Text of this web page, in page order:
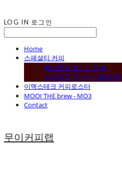
LOG IN 로그인
Home
스페셜티 커피
베리류와 와인의 향미
깔끔하고 구수한 누룽지 맛
이멕스테크 커피로스터
MOOI THE brew - MO3
Contact
무이커피랩